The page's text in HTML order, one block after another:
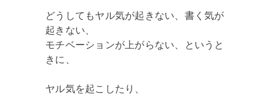
どうしてもヤル気が起きない、書く気が
起きない、
モチベーションが上がらない、というと
きに、
ヤル気を起こしたり、